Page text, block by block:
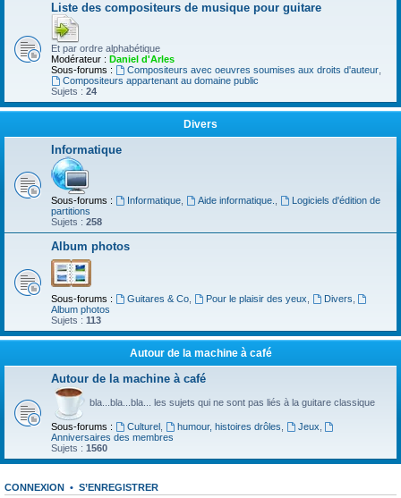
Liste des compositeurs de musique pour guitare
Et par ordre alphabétique
Modérateur : Daniel d'Arles
Sous-forums :
Compositeurs avec oeuvres soumises aux droits d'auteur,
Compositeurs appartenant au domaine public
Sujets : 24
Divers
Informatique
Sous-forums : Informatique, Aide informatique.
Logiciels d'édition de
partitions
Sujets : 258
Album photos
Sous-forums : Guitares & Co, Pour le plaisir des yeux Divers
Album photos
Sujets : 113
Autour de la machine à café
Autour de la machine à café
bla...bla...bla... les sujets qui ne sont pas liés à la guitare classique
Sous-forums : Culturel, humour, histoires drôles Jeux
Anniversaires des membres
Sujets : 1560
CONNEXION • S’ENREGISTRER